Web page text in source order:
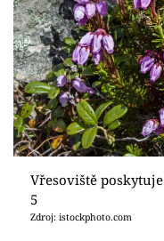
Vřesoviště
5
Zdroj: istockphoto.com